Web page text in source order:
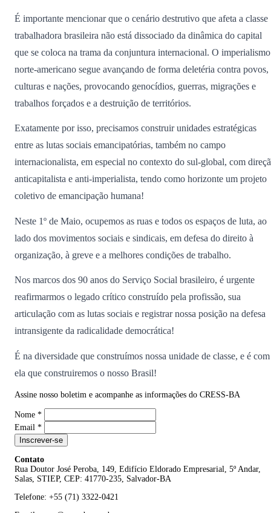
É importante mencionar que o cenário destrutivo que afeta a classe
trabalhadora brasileira não está dissociado da dinâmica do capital
que se coloca na trama da conjuntura internacional. O imperialismo
norte-americano segue avançando de forma deletéria contra povos,
culturas e nações, provocando genocídios, guerras, migrações e
trabalhos forçados e a destruição de territórios.
Exatamente por isso, precisamos construir unidades estratégicas
entre as lutas sociais emancipatórias, também no campo
internacionalista, em especial no contexto do sul-global, com
anticapitalista e anti-imperialista, tendo como horizonte um projeto
coletivo de emancipação humana!
Neste 1º de Maio, ocupemos as ruas e todos os espaços de luta, ao
lado dos movimentos sociais e sindicais, em defesa do direito à
organização, à greve e a melhores condições de trabalho.
Nos marcos dos 90 anos do Serviço Social brasileiro, é urgente
reafirmarmos o legado crítico construído pela profissão, sua
articulação com as lutas sociais e registrar nossa posição na defesa
intransigente da radicalidade democrática!
É na diversidade que construímos nossa unidade de classe, e é com
ela que construiremos o nosso Brasil!
Assine nosso boletim e acompanhe as informações do CRESS-BA
Nome *
Email *
Inscrever-se
Contato
Rua Doutor José Peroba, 149, Edifício Eldorado Empresarial, 5º Andar,
Salas, STIEP, CEP: 41770-235, Salvador-BA
Telefone: +55 (71) 3322-0421